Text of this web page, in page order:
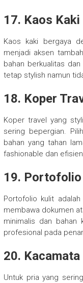
17. Kaos
Kaos kaki bergaya
menjadi aksen
bahan berkualitas
tetap stylish namun
18. Koper
Koper travel yang
sering bepergian.
bahan yang tahan
fashionable dan
19.
Portofolio kulit
membawa dokumen
minimalis dan bahan
profesional pada
20. Kacamata
Untuk pria yang